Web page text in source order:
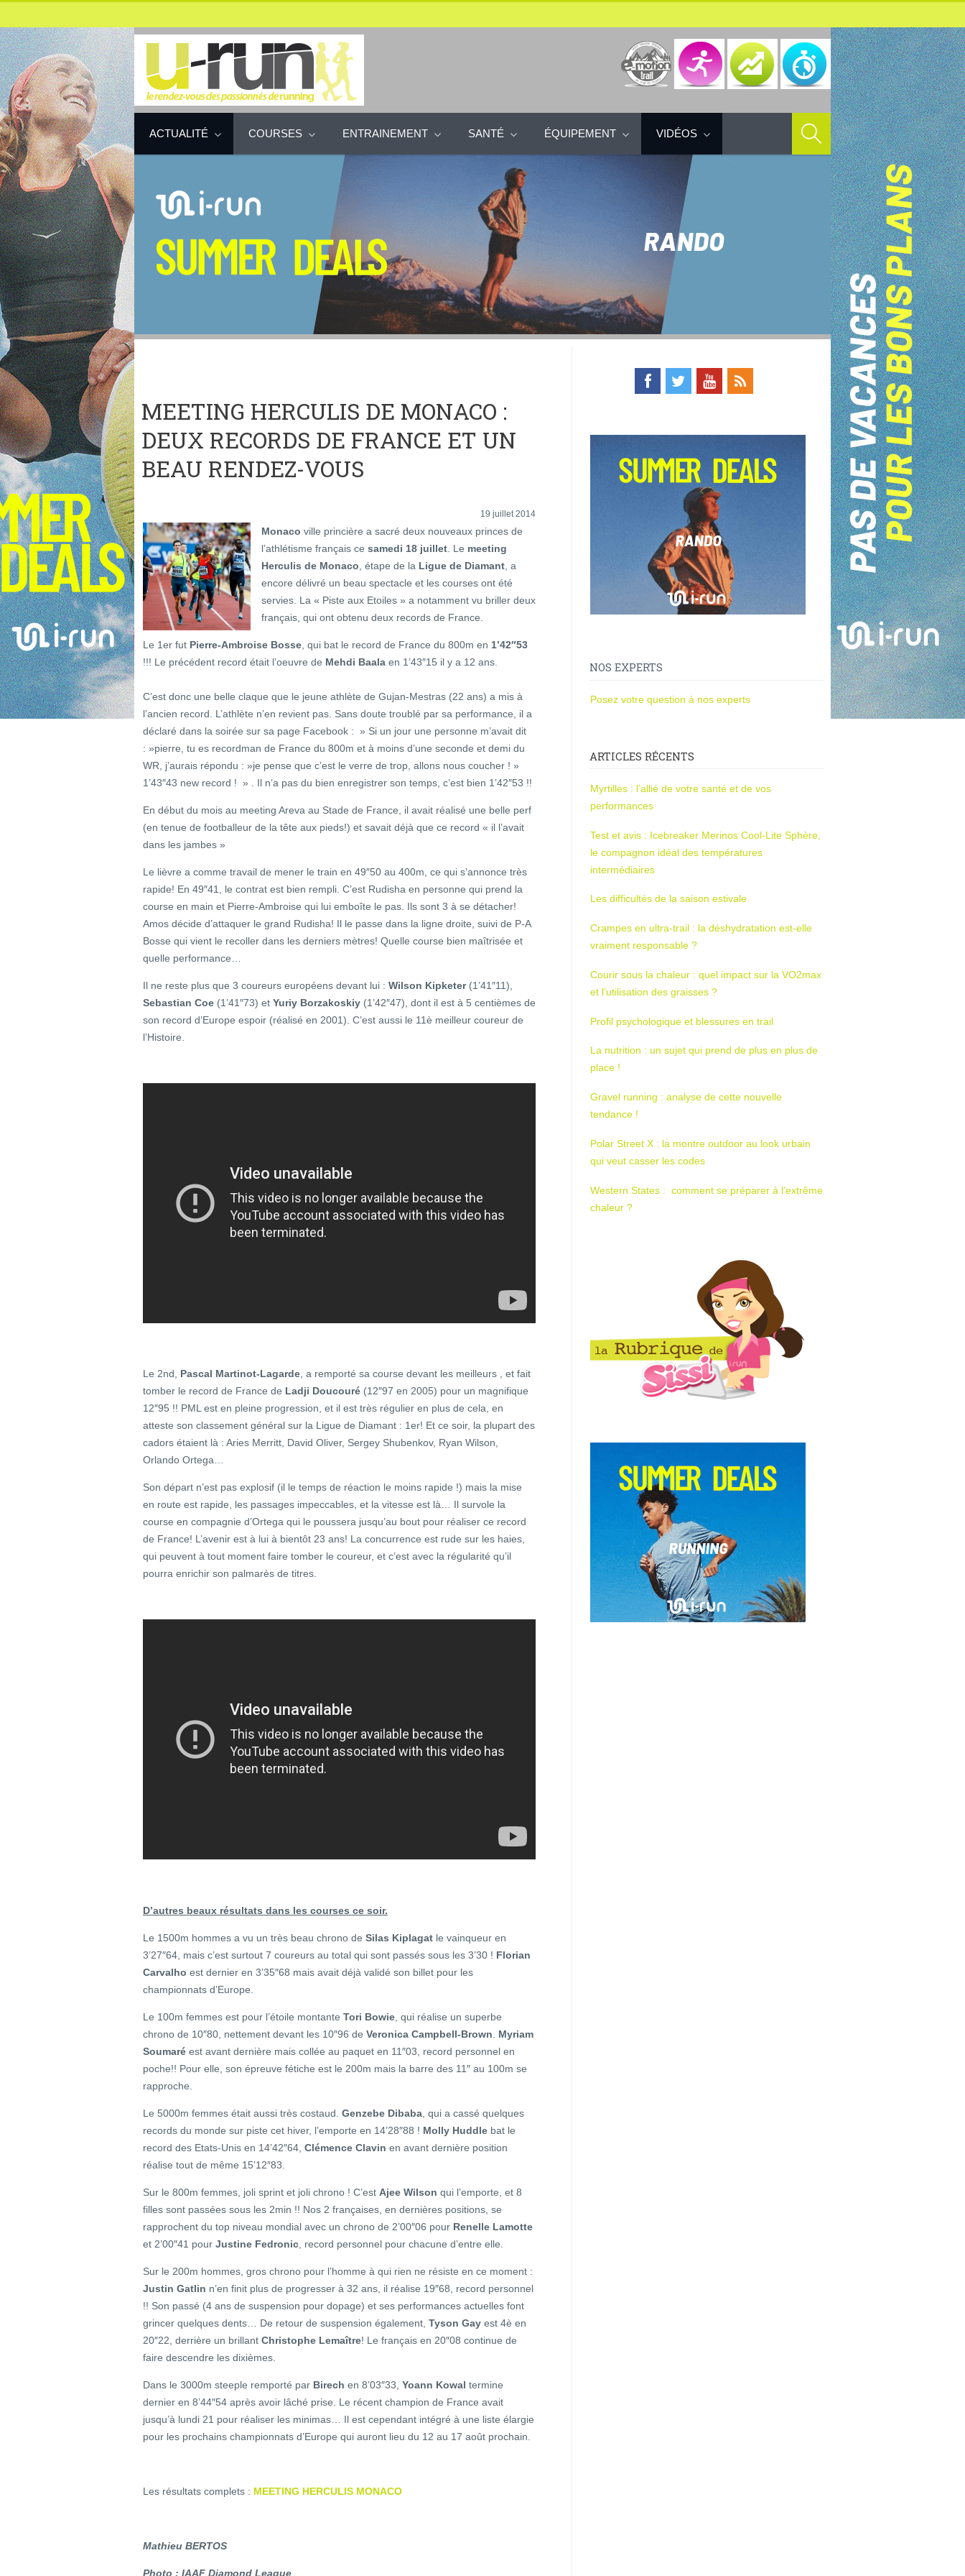
ACTUALITÉ COURSES ENTRAINEMENT SANTÉ ÉQUIPEMENT VIDÉOS
MEETING HERCULIS DE MONACO :
DEUX RECORDS DE FRANCE ET UN
BEAU RENDEZ-VOUS
19 juillet 2014
Monaco ville princière a sacré deux nouveaux princes de
l’athlétisme français ce samedi 18 juillet . Le meeting
Herculis de Monaco , étape de la Ligue de Diamant , a
encore délivré un beau spectacle et les courses ont été
servies. La « Piste aux Etoiles » a notamment vu briller deux
français, qui ont obtenu deux records de France.
Le 1er fut Pierre-Ambroise Bosse , qui bat le record de France du 800m en 1’42″53
!!! Le précédent record était l’oeuvre de Mehdi Baala en 1’43″15 il y a 12 ans.
C’est donc une belle claque que le jeune athlète de Gujan-Mestras (22 ans) a mis à
l’ancien record. L’athlète n’en revient pas. Sans doute troublé par sa performance, il a
déclaré dans la soirée sur sa page Facebook : » Si un jour une personne m’avait dit
: »pierre, tu es recordman de France du 800m et à moins d’une seconde et demi du
WR, j’aurais répondu : »je pense que c’est le verre de trop, allons nous coucher ! »
1’43″43 new record ! » . Il n’a pas du bien enregistrer son temps, c’est bien 1’42″53 !!
En début du mois au meeting Areva au Stade de France, il avait réalisé une belle perf
(en tenue de footballeur de la tête aux pieds!) et savait déjà que ce record « il l’avait
dans les jambes »
Le lièvre a comme travail de mener le train en 49″50 au 400m, ce qui s’annonce très
rapide! En 49″41, le contrat est bien rempli. C’est Rudisha en personne qui prend la
course en main et Pierre-Ambroise qui lui emboîte le pas. Ils sont 3 à se détacher!
Amos décide d’attaquer le grand Rudisha! Il le passe dans la ligne droite, suivi de P-A
Bosse qui vient le recoller dans les derniers mètres! Quelle course bien maîtrisée et
quelle performance…
Il ne reste plus que 3 coureurs européens devant lui : Wilson Kipketer(1’41″11),
Sebastian Coe (1’41″73) et Yuriy Borzakoskiy (1’42″47), dont il est à 5 centièmes de
son record d’Europe espoir (réalisé en 2001). C’est aussi le 11è meilleur coureur de
l’Histoire.
Le 2nd, Pascal Martinot-Lagarde , a remporté sa course devant les meilleurs , et fait
tomber le record de France de Ladji Doucouré (12″97 en 2005) pour un magnifique
12″95 !! PML est en pleine progression, et il est très régulier en plus de cela, en
atteste son classement général sur la Ligue de Diamant : 1er! Et ce soir, la plupart des
cadors étaient là : Aries Merritt, David Oliver, Sergey Shubenkov, Ryan Wilson,
Orlando Ortega…
Son départ n’est pas explosif (il le temps de réaction le moins rapide !) mais la mise
en route est rapide, les passages impeccables, et la vitesse est là… Il survole la
course en compagnie d’Ortega qui le poussera jusqu’au bout pour réaliser ce record
de France! L’avenir est à lui à bientôt 23 ans! La concurrence est rude sur les haies,
qui peuvent à tout moment faire tomber le coureur, et c’est avec la régularité qu’il
pourra enrichir son palmarès de titres.
D’autres beaux résultats dans les courses ce soir.
Le 1500m hommes a vu un très beau chrono de Silas Kiplagat le vainqueur en
3’27″64, mais c’est surtout 7 coureurs au total qui sont passés sous les 3’30 ! Florian
Carvalho est dernier en 3’35″68 mais avait déjà validé son billet pour les
championnats d’Europe.
Le 100m femmes est pour l’étoile montante Tori Bowie , qui réalise un superbe
chrono de 10″80, nettement devant les 10″96 de Veronica Campbell-Brown
Myriam
Soumaré est avant dernière mais collée au paquet en 11″03, record personnel en
poche!! Pour elle, son épreuve fétiche est le 200m mais la barre des 11″ au 100m se
rapproche.
Le 5000m femmes était aussi très costaud. Genzebe Dibaba , qui a cassé quelques
records du monde sur piste cet hiver, l’emporte en 14’28″88 ! Molly Huddle bat le
record des Etats-Unis en 14’42″64, Clémence Clavin en avant dernière position
réalise tout de même 15’12″83.
Sur le 800m femmes, joli sprint et joli chrono ! C’est Ajee Wilson qui l’emporte, et 8
filles sont passées sous les 2min !! Nos 2 françaises, en dernières positions, se
rapprochent du top niveau mondial avec un chrono de 2’00″06 pour Renelle Lamotte
et 2’00″41 pour Justine Fedronic , record personnel pour chacune d’entre elle.
Sur le 200m hommes, gros chrono pour l’homme à qui rien ne résiste en ce moment :
Justin Gatlin n’en finit plus de progresser à 32 ans, il réalise 19″68, record personnel
!! Son passé (4 ans de suspension pour dopage) et ses performances actuelles font
grincer quelques dents… De retour de suspension également, Tyson Gay est 4è en
20″22, derrière un brillant Christophe Lemaître! Le français en 20″08 continue de
faire descendre les dixièmes.
Dans le 3000m steeple remporté par Birech en 8’03″33, Yoann Kowal termine
dernier en 8’44″54 après avoir lâché prise. Le récent champion de France avait
jusqu’à lundi 21 pour réaliser les minimas… Il est cependant intégré à une liste élargie
pour les prochains championnats d’Europe qui auront lieu du 12 au 17 août prochain.
Les résultats complets : MEETING HERCULIS MONACO
Mathieu BERTOS
Photo : IAAF Diamond League
NOS EXPERTS
Posez votre question à nos experts
ARTICLES RÉCENTS
Myrtilles : l’allié de votre santé et de vos
performances
Test et avis : Icebreaker Merinos Cool-Lite Sphère,
le compagnon idéal des températures
intermédiaires
Les difficultés de la saison estivale
Crampes en ultra-trail : la déshydratation est-elle
vraiment responsable ?
Courir sous la chaleur : quel impact sur la VO2max
et l’utilisation des graisses ?
Profil psychologique et blessures en trail
La nutrition : un sujet qui prend de plus en plus de
place !
Gravel running : analyse de cette nouvelle
tendance !
Polar Street X : la montre outdoor au look urbain
qui veut casser les codes
Western States : comment se préparer à l’extrême
chaleur ?